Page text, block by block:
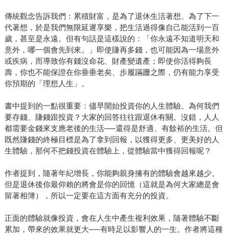
傳統觀念告訴我們：累積財富，是為了退休生活著想、為了下一
代著想，於是我們無限延遲享樂，把生活過得像自己能活到一百
歲，甚至是永遠。但有句話是這樣說的：「你永遠不知道明天和
意外，哪一個會先到來。」即使賺再多錢，也可能因為一場意外
或疾病，而導致你有錢沒命花、財產變遺產；即使你活得夠長
壽，你也不能保證在你垂垂老矣、步履蹣跚之際，仍有能力享受
你預期的「理想人生」。
書中提到的一點很重要：儘早開始投資你的人生體驗。為何我們
要存錢、賺錢跟投資？大家的回答往往跟退休有關。沒錯，人人
都需要金錢來支應老後的生活──還得是舒適、有餘裕的生活。但
既然賺錢的終極目標是為了拿到回報，以獲得更多、更美好的人
生體驗，那何不把錢投資在體驗上，從體驗當中獲得回報呢？
作者提到，隨著年紀增長，你能夠親身擁有的體驗會越來越少。
但是退休後你最仰賴的將會是你的回憶（這就是為何大家總是會
留著相簿），所以一定要在這方面有充分的投資。
正面的體驗就像投資，會在人生中產生複利效果，隨著體驗不斷
累加，帶來的效果就更大──有時足以影響人的一生。作者將這種